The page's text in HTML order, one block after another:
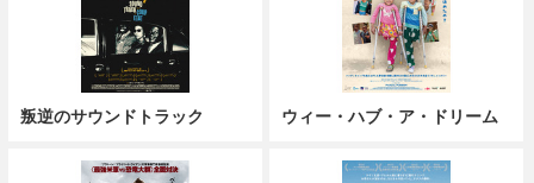
叛逆のサウンドトラック ウィー・ハブ・ア・ドリーム